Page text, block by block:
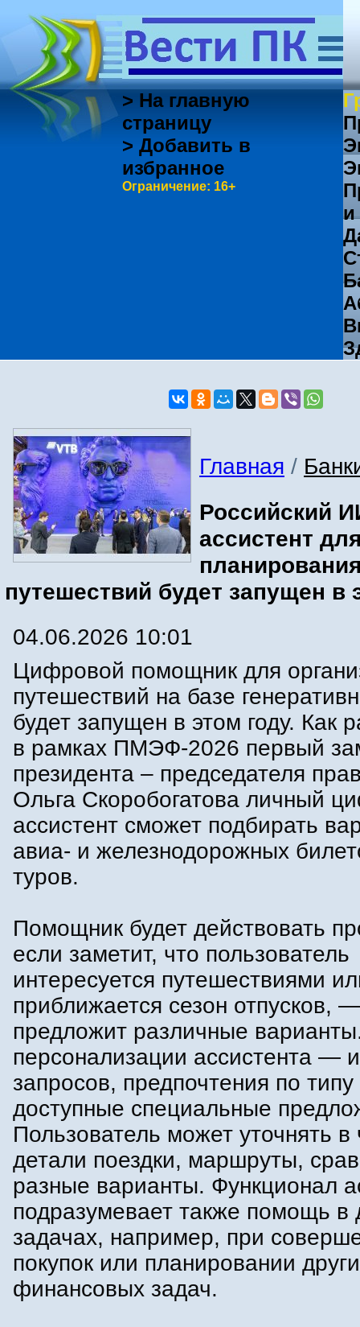
> На главную
страницу
> Добавить в
избранное
Ограничение: 16+
Главная /
Российский
ассистент
путешествий будет запущен в
04.06.2026 10:01
Цифровой помощник для
путешествий на базе
будет запущен в этом году. Как
в рамках ПМЭФ-2026 первый
президента – председателя
Ольга Скоробогатова личный
ассистент сможет подбирать
авиа- и железнодорожных
туров.
Помощник будет действовать
если заметит, что пользователь
интересуется путешествиями
приближается сезон отпусков,
предложит различные
персонализации ассистента —
запросов, предпочтения по
доступные специальные
Пользователь может уточнять в
детали поездки, маршруты,
разные варианты. Функционал
подразумевает также помощь в
задачах, например, при
покупок или планировании
финансовых задач.